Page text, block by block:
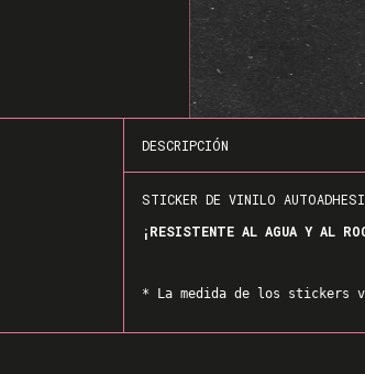
DESCRIPCIÓN
STICKER DE VINILO
¡RESISTENTE AL AGUA Y AL
* La medida de los stickers